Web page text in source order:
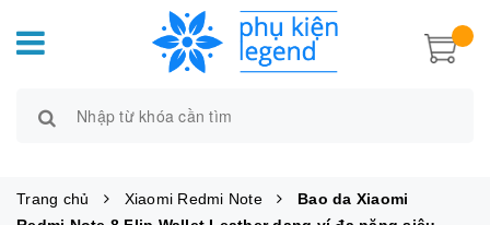
Trang chủ Xiaomi Redmi Note
Bao da Xiaomi